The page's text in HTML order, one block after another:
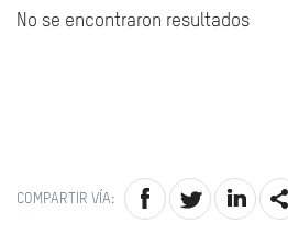
No se encontraron resultados
COMPARTIR VÍA: